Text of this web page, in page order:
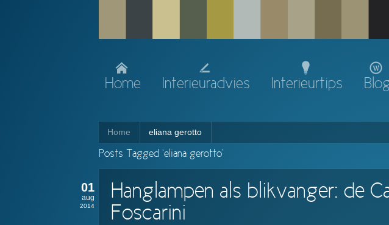
Home Interieuradvies Interieurtips
Home eliana gerotto
Posts Tagged ‘eliana gerotto’
01
aug
2014
Hanglampen als blikvanger: de
Foscarini